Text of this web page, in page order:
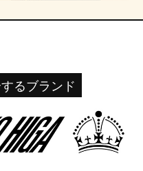
るブランド